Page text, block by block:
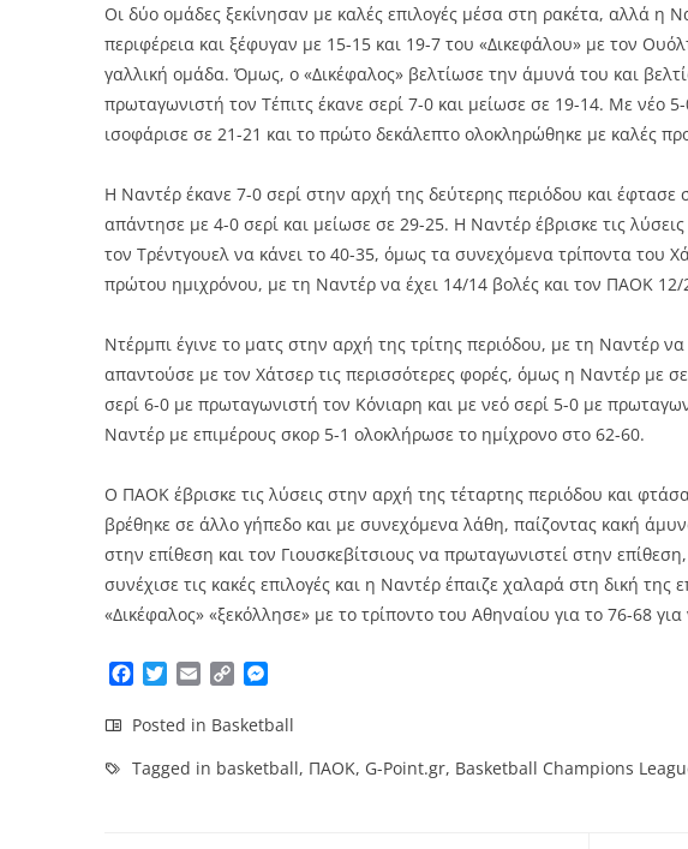
Οι δύο ομάδες ξεκίνησαν με καλές επιλογές μέσα στη ρακέτα, αλλά η
περιφέρεια και ξέφυγαν με 15-15 και 19-7 του «Δικεφάλου» με τον
γαλλική ομάδα. Όμως, ο «Δικέφαλος» βελτίωσε την άμυνά του και
πρωταγωνιστή τον Τέπιτς έκανε σερί 7-0 και μείωσε σε 19-14. Με νέο
ισοφάρισε σε 21-21 και το πρώτο δεκάλεπτο ολοκληρώθηκε με καλές
Η Ναντέρ έκανε 7-0 σερί στην αρχή της δεύτερης περιόδου και
απάντησε με 4-0 σερί και μείωσε σε 29-25. Η Ναντέρ έβρισκε τις
τον Τρέντγουελ να κάνει το 40-35, όμως τα συνεχόμενα τρίποντα του
πρώτου ημιχρόνου, με τη Ναντέρ να έχει 14/14 βολές και τον ΠΑΟΚ 12/
Ντέρμπι έγινε το ματς στην αρχή της τρίτης περιόδου, με τη Ναντέρ
απαντούσε με τον Χάτσερ τις περισσότερες φορές, όμως η Ναντέρ με
σερί 6-0 με πρωταγωνιστή τον Κόνιαρη και με νεό σερί 5-0 με
Ναντέρ με επιμέρους σκορ 5-1 ολοκλήρωσε το ημίχρονο στο 62-60.
Ο ΠΑΟΚ έβρισκε τις λύσεις στην αρχή της τέταρτης περιόδου και
βρέθηκε σε άλλο γήπεδο και με συνεχόμενα λάθη, παίζοντας κακή
στην επίθεση και τον Γιουσκεβίτσιους να πρωταγωνιστεί στην
συνέχισε τις κακές επιλογές και η Ναντέρ έπαιζε χαλαρά στη δική
«Δικέφαλος» «ξεκόλλησε» με το τρίποντο του Αθηναίου για το 76-68
Facebook
TwitterEmailCopy
Posted in Basketball
Tagged in basketball, ΠΑΟΚ, G-Point.gr, Basketball Champions